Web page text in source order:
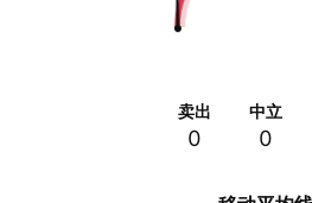
卖出
0
中立
0